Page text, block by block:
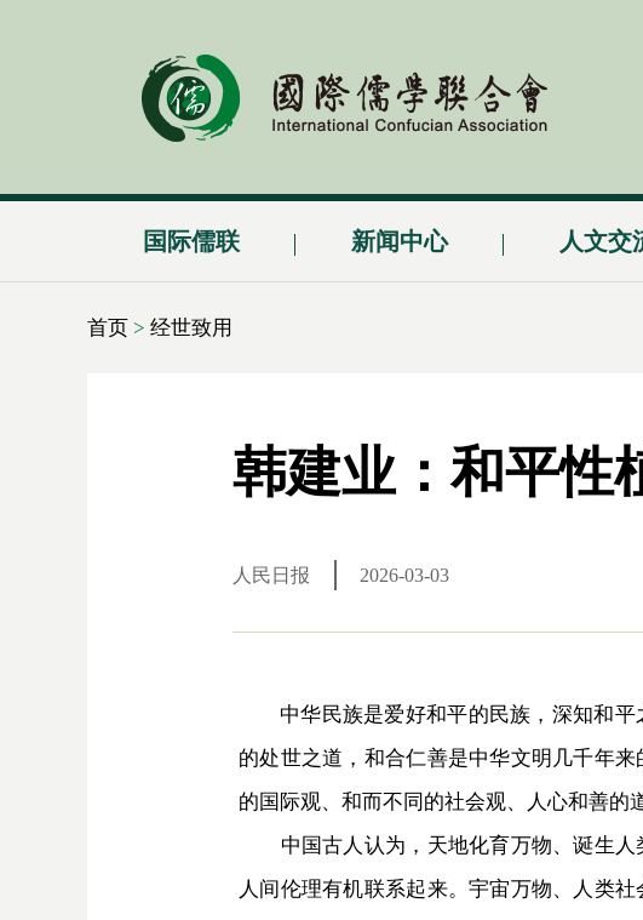
国际儒联 新闻中心 人文交
首页 > 经世致用
韩建业：和平性
人民日报 2026-03-03
中华民族是爱好和平的民族，深知和
的处世之道，和合仁善是中华文明几千年
的国际观、和而不同的社会观、人心和善的
中国古人认为，天地化育万物、诞生人
人间伦理有机联系起来。宇宙万物、人类